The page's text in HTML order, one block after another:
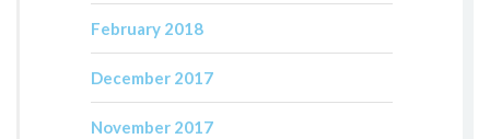
February 2018
December 2017
November 2017